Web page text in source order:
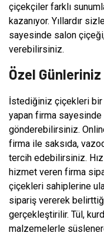
çiçekçiler farklı
kazanıyor. Yıllardır
sayesinde salon
verebilirsiniz.
Özel
İstediğiniz çiçekleri bir
yapan firma
gönderebilirsiniz.
firma ile saksıda,
tercih edebilirsiniz.
hizmet veren firma
çiçekleri sahiplerine
sipariş vererek
gerçekleştirilir. Tül,
malzemelerle